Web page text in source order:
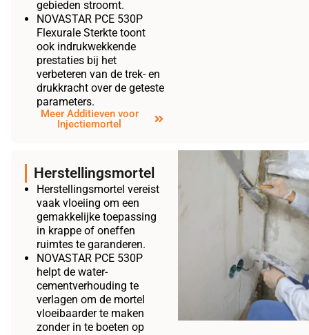
gebieden stroomt.
NOVASTAR PCE 530P
Flexurale Sterkte toont
ook indrukwekkende
prestaties bij het
verbeteren van de trek- en
drukkracht over de geteste
parameters.
Meer Additieven voor
Injectiemortel
Herstellingsmortel
Herstellingsmortel vereist
vaak vloeiing om een
gemakkelijke toepassing
in krappe of oneffen
ruimtes te garanderen.
NOVASTAR PCE 530P
helpt de water-
cementverhouding te
verlagen om de mortel
vloeibaarder te maken
zonder in te boeten op